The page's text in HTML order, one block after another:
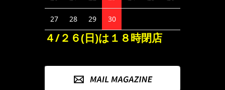
27 28 29 30
４/２６(日)は１８時閉店